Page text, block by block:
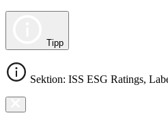
Tipp
Sektion: ISS ESG Ratings,